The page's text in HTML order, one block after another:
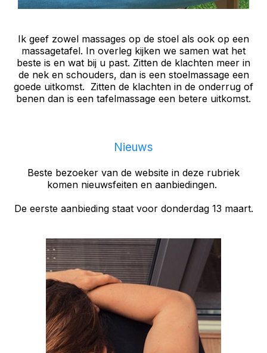
Ik geef zowel massages op de stoel als ook op een
massagetafel. In overleg kijken we samen wat het
beste is en wat bij u past. Zitten de klachten meer in
de nek en schouders, dan is een stoelmassage een
goede uitkomst. Zitten de klachten in de onderrug of
benen dan is een tafelmassage een betere uitkomst.
Nieuws
Beste bezoeker van de website in deze rubriek
komen nieuwsfeiten en aanbiedingen.
De eerste aanbieding staat voor donderdag 13 maart.